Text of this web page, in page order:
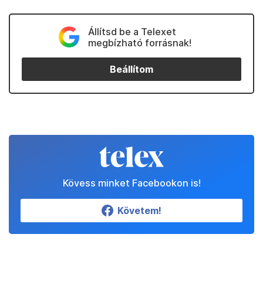
Állítsd be a Telexet
megbízható forrásnak!
Beállítom
Kövess minket Facebookon is!
Követem!